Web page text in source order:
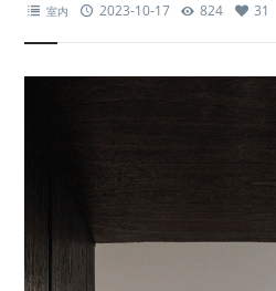
室内 2023-10-17 824 31